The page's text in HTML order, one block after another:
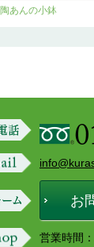
陶あんの小鉢
お
営業時間